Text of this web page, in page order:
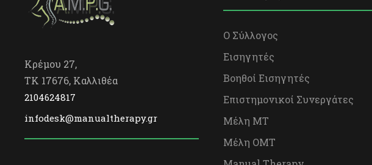
Κρέμου 27,
TK 17676, Καλλιθέα
2104624817
infodesk@manualtherapy.gr
Ο Σύλλογος
Εισηγητές
Βοηθοί Εισηγητές
Επιστημονικοί Συνεργάτες
Μέλη ΜΤ
Μέλη OΜΤ